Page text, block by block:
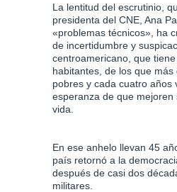
La lentitud del escrutinio,
presidenta del CNE, Ana
«problemas técnicos», ha
de incertidumbre y
centroamericano, que
habitantes, de los que más
pobres y cada cuatro años
esperanza de que mejoren
vida.
En ese anhelo llevan 45
país retornó a la
después de casi dos
militares.